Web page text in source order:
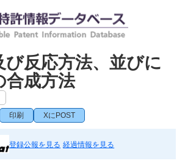
び反応方法、並びに
合成方法
印刷 XにPOST
登録公報を見る 経過情報を見る